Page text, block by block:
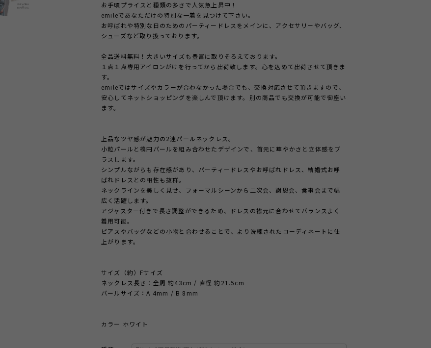
お手頃プライスと種類の多さで人気急上昇中！
emileであなただけの特別な一着を見つけて下さい。
お呼ばれや特別な日のためのパーティードレスをメインに、アクセサリーやバッグ、
シューズなど取り扱っております。
全品送料無料！大きいサイズも豊富に取りそろえております。
１点１点専用アイロンがけを行ってから出荷致します。心を込めて出荷させて頂きま
す。
emileではサイズやカラーが合わなかった場合でも、交換対応させて頂きますので、
安心してネットショッピングを楽しんで頂けます。別の商品でも交換が可能で御座い
ます。
上品なツヤ感が魅力の2連パールネックレス。
小粒パールと楕円パールを組み合わせたデザインで、首元に華やかさと立体感をプ
ラスします。
シンプルながらも存在感があり、パーティードレスやお呼ばれドレス、結婚式お呼
ばれドレスとの相性も抜群。
ネックラインを美しく見せ、フォーマルシーンから二次会、謝恩会、食事会まで幅
広く活躍します。
アジャスター付きで長さ調整ができるため、ドレスの襟元に合わせてバランスよく
着用可能。
ピアスやバッグなどの小物と合わせることで、より洗練されたコーディネートに仕
上がります。
サイズ（約）Fサイズ
ネックレス長さ：全周 約43cm / 直径 約21.5cm
パールサイズ：A 4mm / B 8mm
カラー ホワイト